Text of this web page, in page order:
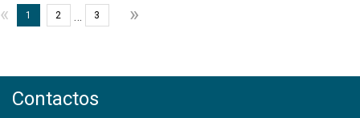
« 1 2 … 3 »
Contactos